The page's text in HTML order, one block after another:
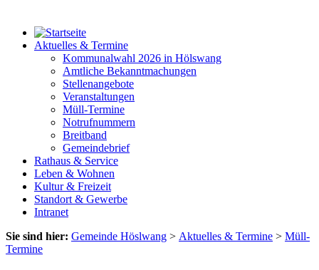
Aktuelles & Termine
Kommunalwahl 2026 in Hölswang
Amtliche Bekanntmachungen
Stellenangebote
Veranstaltungen
Müll-Termine
Notrufnummern
Breitband
Gemeindebrief
Rathaus & Service
Leben & Wohnen
Kultur & Freizeit
Standort & Gewerbe
Intranet
Sie sind hier: Gemeinde Höslwang > Aktuelles & Termine > Müll-
Termine